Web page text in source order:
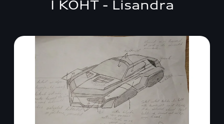
I KOHT - Lisandra